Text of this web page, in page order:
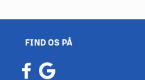
FIND OS PÅ